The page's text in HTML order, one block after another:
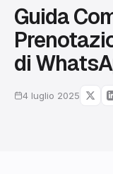
Guida
di
4 luglio 2025